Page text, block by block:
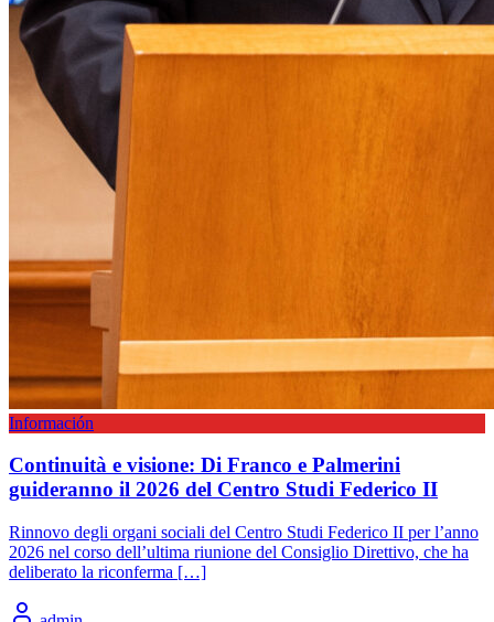
Información
Continuità e visione: Di Franco e Palmerini
guideranno il 2026 del Centro Studi Federico II
Rinnovo degli organi sociali del Centro Studi Federico II per l’anno
2026 nel corso dell’ultima riunione del Consiglio Direttivo, che ha
deliberato la riconferma […]